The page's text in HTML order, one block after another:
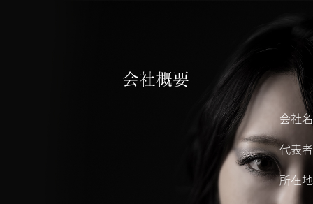
会社概要
会社名
代表
所在地